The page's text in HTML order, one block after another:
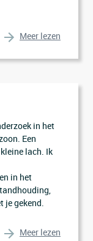
Meer lezen
in het
Een
lach. Ik
in het
je gekend.
Meer lezen